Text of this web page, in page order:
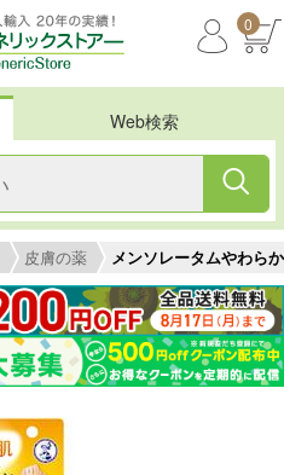
0
Web検索
皮膚の薬 メンソレータムやわら